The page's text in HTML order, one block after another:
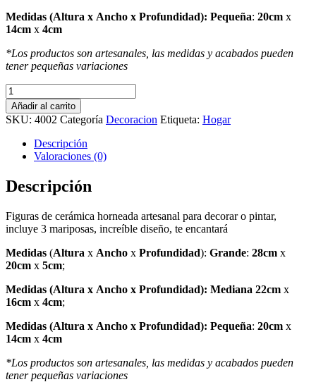
Medidas (Altura x Ancho x Profundidad): Pequeña: 20cm x
14cm x 4cm
*Los productos son artesanales, las medidas y acabados pueden
tener pequeñas variaciones
Mariposas
(set
de
3)
azules
cantidad
Añadir al carrito
SKU: 4002 Categoría Decoracion Etiqueta: Hogar
Descripción
Valoraciones (0)
Descripción
Figuras de cerámica horneada artesanal para decorar o pintar,
incluye 3 mariposas, increíble diseño, te encantará
Medidas (Altura x Ancho x Profundidad): Grande: 28cm x
20cm x 5cm;
Medidas (Altura x Ancho x Profundidad): Mediana 22cm x
16cm x 4cm;
Medidas (Altura x Ancho x Profundidad): Pequeña: 20cm x
14cm x 4cm
*Los productos son artesanales, las medidas y acabados pueden
tener pequeñas variaciones